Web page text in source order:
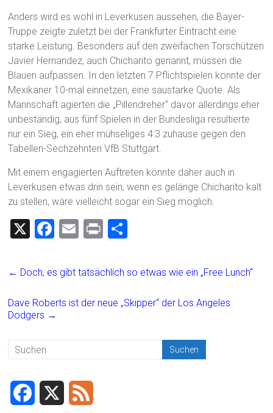
Anders wird es wohl in Leverkusen aussehen, die Bayer-
Truppe zeigte zuletzt bei der Frankfurter Eintracht eine
starke Leistung. Besonders auf den zweifachen Torschützen
Javier Hernandez, auch Chicharito genannt, müssen die
Blauen aufpassen. In den letzten 7 Pflichtspielen konnte der
Mexikaner 10-mal einnetzen, eine saustarke Quote. Als
Mannschaft agierten die „Pillendreher“ davor allerdings eher
unbeständig, aus fünf Spielen in der Bundesliga resultierte
nur ein Sieg, ein eher mühseliges 4:3 zuhause gegen den
Tabellen-Sechzehnten VfB Stuttgart.
Mit einem engagierten Auftreten könnte daher auch in
Leverkusen etwas drin sein; wenn es gelänge Chicharito kalt
zu stellen, wäre vielleicht sogar ein Sieg möglich.
X
F
ce
o
E
ai
Pr
t
e
← Doch, es gibt tatsächlich so etwas wie ein „Free Lunch“
Dave Roberts ist der neue „Skipper“ der Los Angeles
Dodgers →